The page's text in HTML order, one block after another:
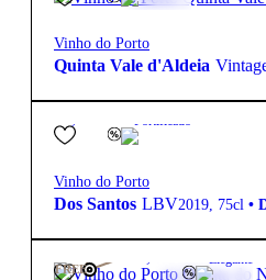
Vinho do Porto
Quinta Vale d'Aldeia
Fortificado
Vinho do Porto
Dos Santos LBV2019, 75cl •
FREE
Elegante